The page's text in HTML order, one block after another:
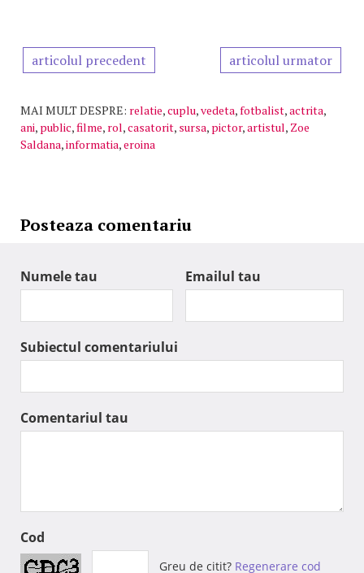
articolul precedent articolul urmator
MAI MULT DESPRE: relatie,cuplu,vedeta,fotbalist,actrita,
ani, public,filme, rol,casatorit, sursa, pictor,artistul, Zoe
Saldana,informatia,eroina
Posteaza comentariu
Numele tau Emailul tau
Subiectul comentariului
Comentariul tau
Cod
Greu de citit? Regenerare cod